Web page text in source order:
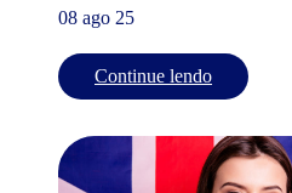
08 ago 25
Continue lendo